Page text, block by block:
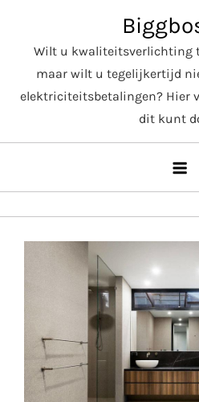
contentWilt u kwaliteitsverlichting
maar wilt u tegelijkertijd
elektriciteitsbetalingen? Hier
dit kunt